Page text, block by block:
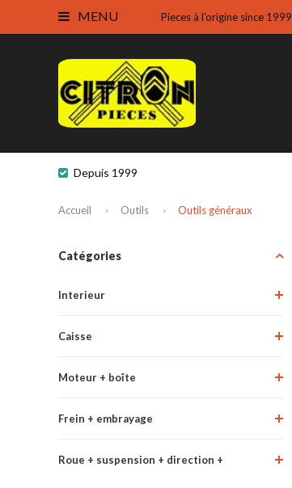
MENU Pieces à l'origine since 1999
Depuis 1999
Accueil Outils Outils généraux
Catégories
Interieur
Caisse
Moteur + boîte
Frein + embrayage
Roue + suspension + direction +